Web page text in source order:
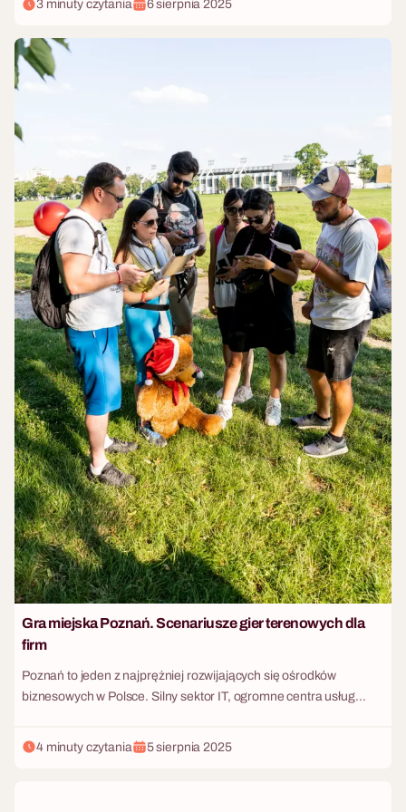
Tematyczna impreza to nie tylko przebrania – to dopracowana
scenografia, odpowiednia muzyka i angażujące atrakcje, które
tworzą spójną, immersyjną całość. Szukasz inspiracji? Oto 10
3 minuty czytania 6 sierpnia 2025
Gra miejska Poznań. Scenariusze gier terenowych dla
firm
Poznań to jeden z najprężniej rozwijających się ośrodków
biznesowych w Polsce. Silny sektor IT, ogromne centra usług
wielkopolski rynek pracy jest niezwykle konkurencyjny. W
4 minuty czytania 5 sierpnia 2025